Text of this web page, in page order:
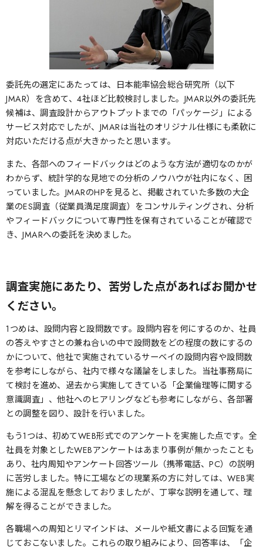
委託先の選定にあたっては、日本能率協会総合研究所（以下
JMAR）を含めて、4社ほど比較検討しました。JMAR以外の委託先
候補は、調査設計からアウトプットまでの「パッケージ」による
サービス対応でしたが、JMARは当社のオリジナル仕様にも柔軟に
対応いただける点が大きかったと思います。
また、各部へのフィードバックはどのような方法が適切なのかが
わからず、統計学的な見地での分析のノウハウが社内になく、困
っていました。JMARのHPを見ると、掲載されていた多数の大企
業のES調査（従業員満足度調査）をコンサルティングされ、分析
やフィードバックについて専門性を保有されていることが確認で
き、JMARへの委託を決めました。
調査実施にあたり、苦労した点があればお聞かせ
ください。
1つめは、設問内容と設問数です。設問内容を何にするのか、社員
の答えやすさとの兼ね合いの中で設問数をどの程度の数にするの
かについて、他社で実施されているサーベイの設問内容や設問数
を参考にしながら、社内で様々な議論をしました。当社事務局に
て検討を進め、過去から実施してきている「企業倫理等に関する
意識調査」、他社へのヒアリングなども参考にしながら、各部署
との調整を図り、設計を行いました。
もう1つは、初めてWEB形式でのアンケートを実施した点です。全
社員を対象としたWEBアンケートはあまり事例が無かったことも
あり、社内周知やアンケート回答ツール（携帯電話、PC）の説明
に苦労しました。特に工場などの現業系の方に対しては、WEB実
施による混乱を懸念しておりましたが、丁寧な説明を通して、理
解を得ることができました。
各職場への周知とリマインドは、メールや紙文書による回覧を通
じておこないました。これらの取り組みにより、回答率は、「企